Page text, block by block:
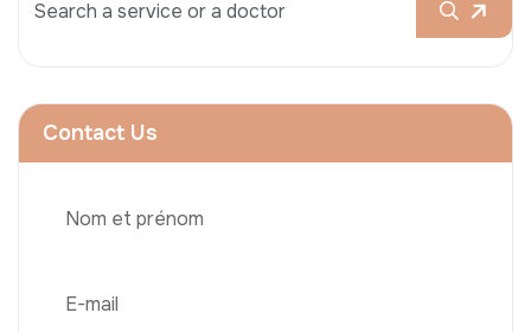
Contact Us